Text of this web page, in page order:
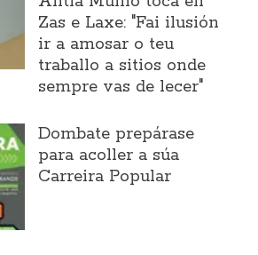
Zas e Laxe: "Fai ilusión
ir a amosar o teu
traballo a sitios onde
sempre vas de lecer"
Dombate prepárase
para acoller a súa
Carreira Popular